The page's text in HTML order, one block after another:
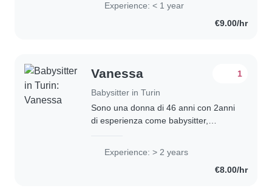
anche disponibile ad aiutare con i
Experience: < 1 year
€9.00/hr
Vanessa
Babysitter in Turin
1
Sono una donna di 46 anni con 2anni
di esperienza come babysitter,
divertente e paziente e amo
Experience: > 2 years
€8.00/hr